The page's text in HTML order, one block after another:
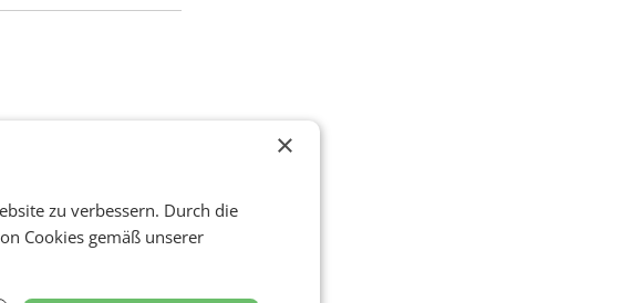
×
zu verbessern. Durch die
Cookies gemäß unserer